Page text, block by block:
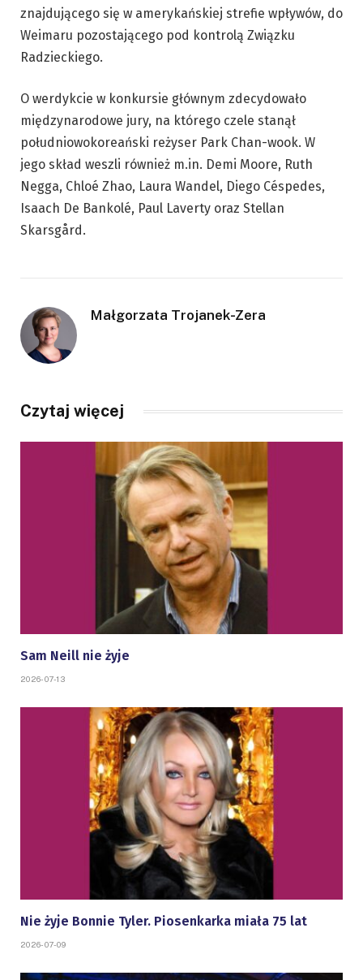
znajdującego się w amerykańskiej strefie wpływów, do
Weimaru pozostającego pod kontrolą Związku
Radzieckiego.
O werdykcie w konkursie głównym zdecydowało
międzynarodowe jury, na którego czele stanął
południowokoreański reżyser Park Chan-wook. W
jego skład weszli również m.in. Demi Moore, Ruth
Negga, Chloé Zhao, Laura Wandel, Diego Céspedes,
Isaach De Bankolé, Paul Laverty oraz Stellan
Skarsgård.
Małgorzata Trojanek-Zera
Czytaj więcej
Sam Neill nie żyje
2026-07-13
Nie żyje Bonnie Tyler. Piosenkarka miała 75 lat
2026-07-09